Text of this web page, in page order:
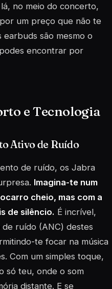
no meio do concerto,
um preço que não te
earbuds são mesmo o
encontrar por
e Tecnologia
Ativo de Ruído
de ruído, os Jabra
Imagina-te num
cheio, mas com a
de silêncio. É incrível,
ruído (ANC) destes
te focar na música
Com um simples toque,
só teu, onde o som
distante. E se